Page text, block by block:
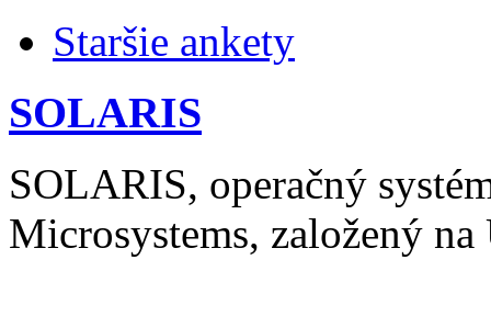
Staršie ankety
SOLARIS
SOLARIS, operačný
Microsystems, založený